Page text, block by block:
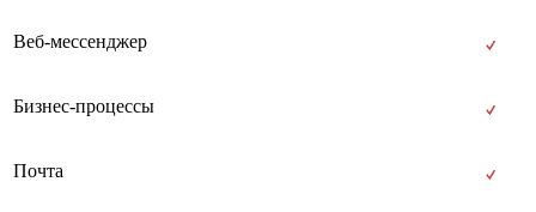
Веб-мессенджер
Бизнес-процессы
Почта